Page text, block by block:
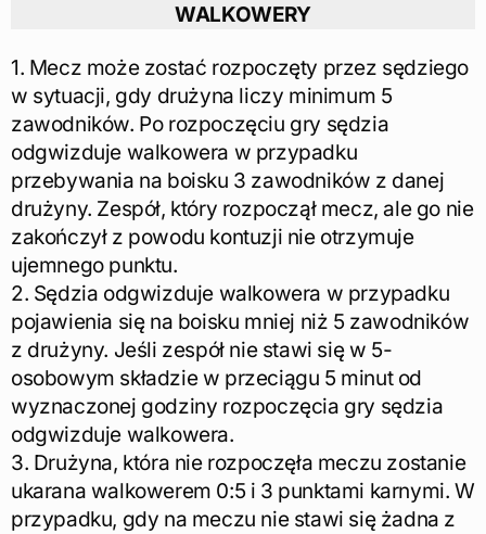
WALKOWERY
1. Mecz może zostać rozpoczęty przez sędziego
w sytuacji, gdy drużyna liczy minimum 5
zawodników. Po rozpoczęciu gry sędzia
odgwizduje walkowera w przypadku
przebywania na boisku 3 zawodników z danej
drużyny. Zespół, który rozpoczął mecz, ale go nie
zakończył z powodu kontuzji nie otrzymuje
ujemnego punktu.
2. Sędzia odgwizduje walkowera w przypadku
pojawienia się na boisku mniej niż 5 zawodników
z drużyny. Jeśli zespół nie stawi się w 5-
osobowym składzie w przeciągu 5 minut od
wyznaczonej godziny rozpoczęcia gry sędzia
odgwizduje walkowera.
3. Drużyna, która nie rozpoczęła meczu zostanie
ukarana walkowerem 0:5 i 3 punktami karnymi. W
przypadku, gdy na meczu nie stawi się żadna z